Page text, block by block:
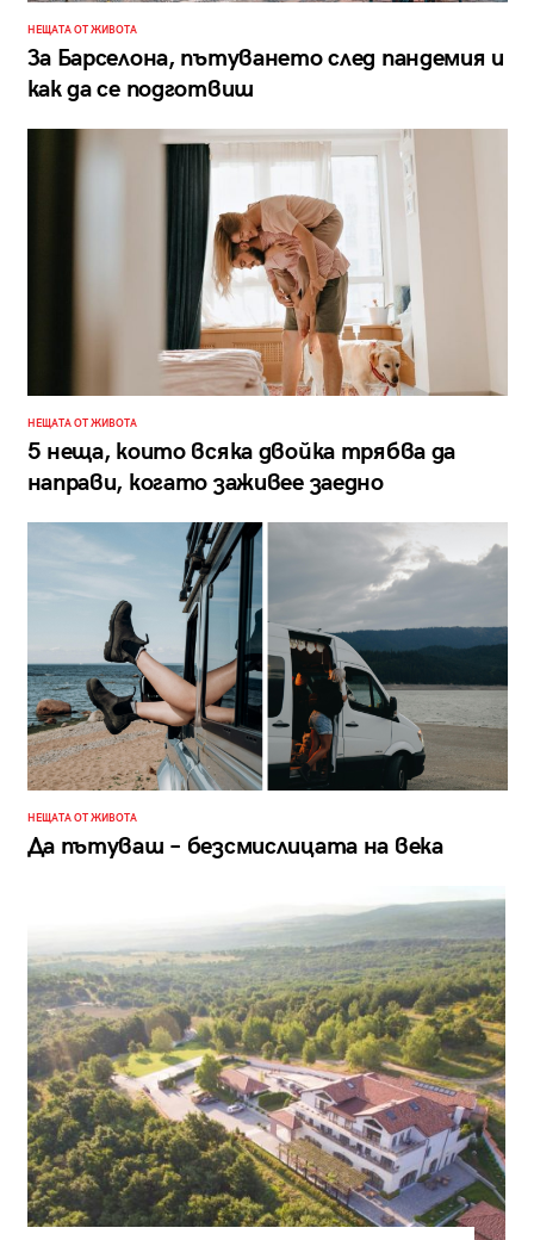
НЕЩАТА ОТ ЖИВОТА
За Барселона, пътуването след пандемия и
как да се подготвиш
НЕЩАТА ОТ ЖИВОТА
5 неща, които всяка двойка трябва да
направи, когато заживее заедно
НЕЩАТА ОТ ЖИВОТА
Да пътуваш – безсмислицата на века